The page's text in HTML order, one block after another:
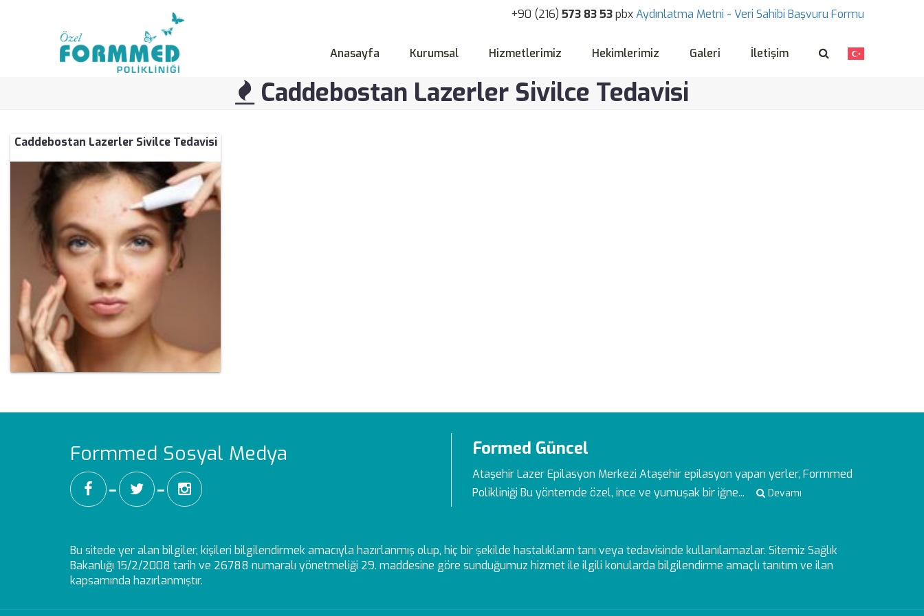
+90 (216) 573 83 53pbxAydınlatma Metni - Veri Sahibi Başvuru Formu
Anasayfa Kurumsal Hizmetlerimiz Hekimlerimiz Galeri İletişim
Caddebostan Lazerler Sivilce Tedavisi
Caddebostan Lazerler Sivilce Tedavisi
Formmed Sosyal Medya
━ ━
Formed Güncel
Ataşehir Lazer Epilasyon Merkezi Ataşehir epilasyon yapan yerler, Formmed
Polikliniği Bu yöntemde özel, ince ve yumuşak bir iğne...
Devamı
Bu sitede yer alan bilgiler, kişileri bilgilendirmek amacıyla hazırlanmış olup, hiç bir şekilde hastalıkların tanı veya tedavisinde kullanılamazlar. Sitemiz Sağlık
Bakanlığı 15/2/2008 tarih ve 26788 numaralı yönetmeliği 29. maddesine göre sunduğumuz hizmet ile ilgili konularda bilgilendirme amaçlı tanıtım ve ilan
kapsamında hazırlanmıştır.